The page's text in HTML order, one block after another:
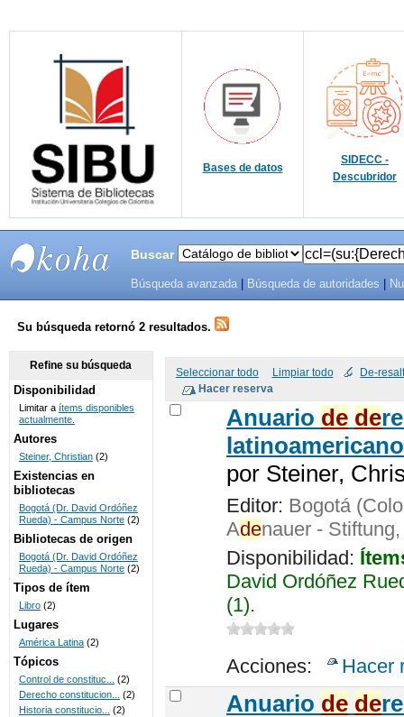
Bases de datos
SIDECC -
Descubridor
SISTEMAS
DE
BIBLIOTECAS
UNICOC
Buscar
Búsqueda avanzada Búsqueda de autoridades
Su búsqueda retornó 2 resultados.
Seleccionar todo Limpiar todo De-
Anuario de de
por Steiner,
Editor: Bogotá
Adenauer -
Disponibilidad:
David Ordóñez
(1).
Acciones: Hacer
Anuario de de
Refine su búsqueda
Disponibilidad
Limitar a ítems disponibles
actualmente.
Autores
Steiner, Christian (2)
Existencias en
bibliotecas
Bogotá (Dr. David Ordóñez
Rueda) - Campus Norte (2)
Bibliotecas de origen
Bogotá (Dr. David Ordóñez
Rueda) - Campus Norte (2)
Tipos de ítem
Libro (2)
Lugares
América Latina (2)
Tópicos
Control de constituc...
(2)
Derecho constitucion...
(2)
Historia constitucio... (2)